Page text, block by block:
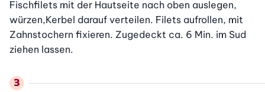
Fischfilets mit der Hautseite nach oben auslegen,
würzen,Kerbel darauf verteilen. Filets aufrollen, mit
Zahnstochern fixieren. Zugedeckt ca. 6 Min. im Sud
ziehen lassen.